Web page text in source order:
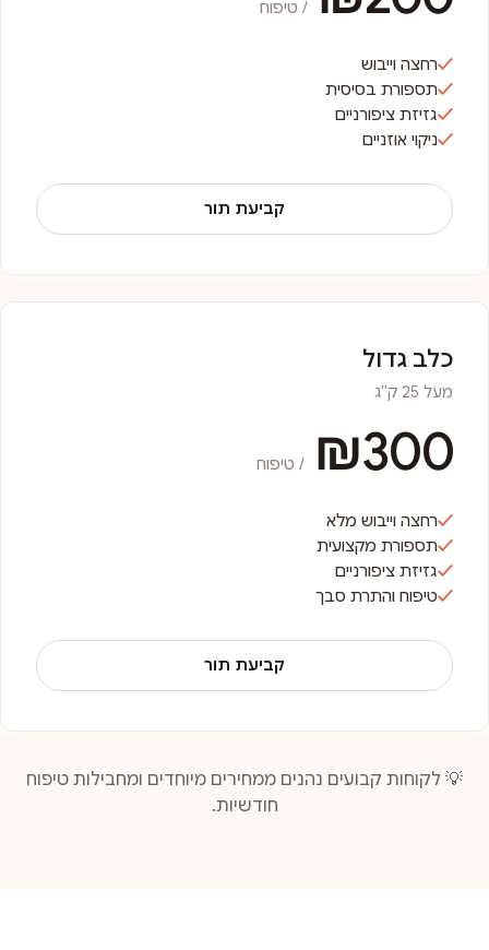
/ טיפוח
רחצה וייבוש
תספורת בסיסית
גזיזת ציפורניים
ניקוי אוזניים
קביעת תור
כלב גדול
מעל 25 ק"ג
₪300 / טיפוח
רחצה וייבוש מלא
תספורת מקצועית
גזיזת ציפורניים
טיפוח והתרת סבך
קביעת תור
💡 לקוחות קבועים נהנים ממחירים מיוחדים ומחבילות טיפוח
חודשיות.